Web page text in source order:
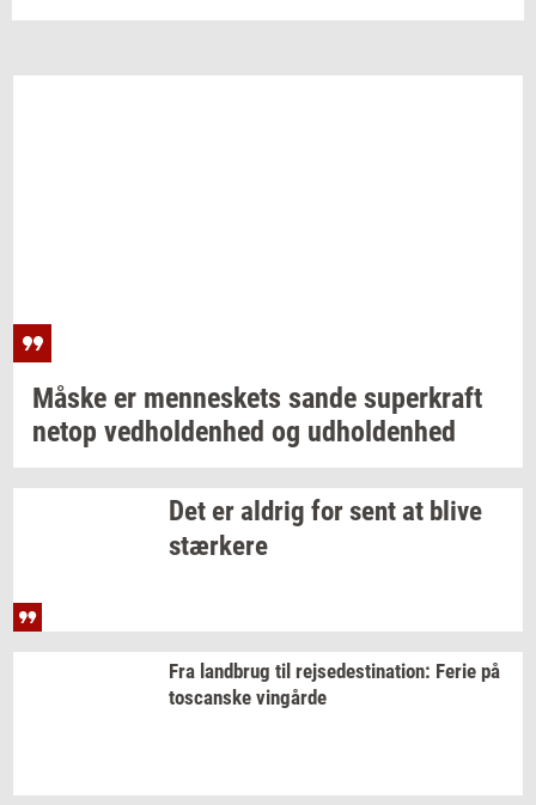
Måske er men­ne­skets sande su­per­kraft
netop ved­hol­den­hed og ud­hol­den­hed
Det eral­drig for sent at blive
stær­ke­re
Fra land­brug til rej­se­desti­na­tion: Ferie på
toscan­ske vin­går­de